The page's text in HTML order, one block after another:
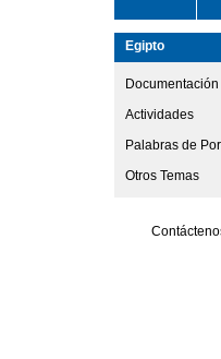
Egipto
Documentación
Actividades
Palabras de
Otros Temas